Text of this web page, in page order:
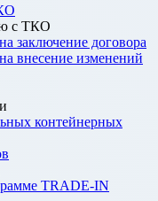
с ТКО
заключение договора
внесение изменений
контейнерных
TRADE-IN